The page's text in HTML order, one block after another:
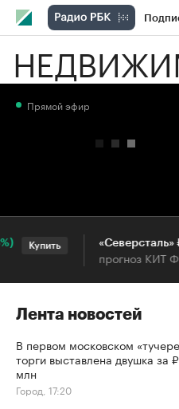
РБК
Прямой эфир
Купить «Северсталь»
прогноз КИТ
Лента новостей
В первом московском
торги выставлена двушка за
млн
Город, 17:20